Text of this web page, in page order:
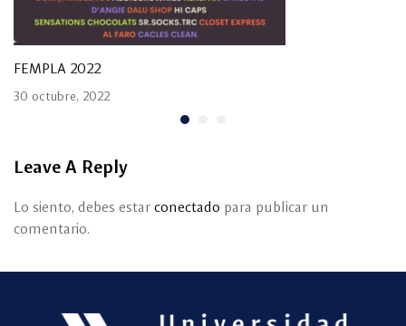
FEMPLA 2022
30 octubre, 2022
Leave A Reply
Lo siento, debes estar conectado para publicar un
comentario.